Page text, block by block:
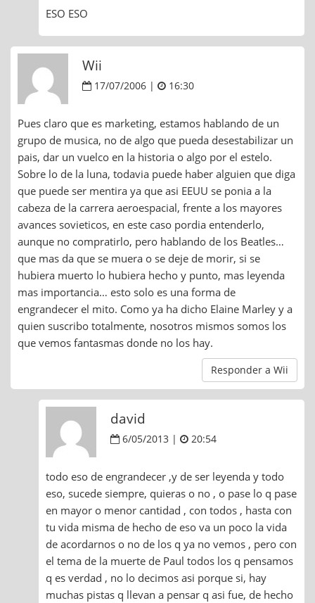
ESO ESO
Wii
17/07/2006 | 16:30
Pues claro que es marketing, estamos hablando de un
grupo de musica, no de algo que pueda desestabilizar un
pais, dar un vuelco en la historia o algo por el estelo.
Sobre lo de la luna, todavia puede haber alguien que diga
que puede ser mentira ya que asi EEUU se ponia a la
cabeza de la carrera aeroespacial, frente a los mayores
avances sovieticos, en este caso pordia entenderlo,
aunque no compratirlo, pero hablando de los Beatles…
que mas da que se muera o se deje de morir, si se
hubiera muerto lo hubiera hecho y punto, mas leyenda
mas importancia… esto solo es una forma de
engrandecer el mito. Como ya ha dicho Elaine Marley y a
quien suscribo totalmente, nosotros mismos somos los
que vemos fantasmas donde no los hay.
Responder a Wii
david
6/05/2013 | 20:54
todo eso de engrandecer ,y de ser leyenda y todo
eso, sucede siempre, quieras o no , o pase lo q pase
en mayor o menor cantidad , con todos , hasta con
tu vida misma de hecho de eso va un poco la vida
de acordarnos o no de los q ya no vemos , pero con
el tema de la muerte de Paul todos los q pensamos
q es verdad , no lo decimos asi porque si, hay
muchas pistas q llevan a pensar q asi fue, de hecho